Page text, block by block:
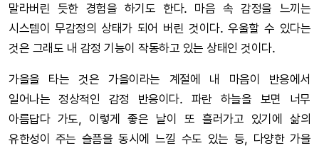
말라버린 듯한 경험을 하기도 한다. 마음 속 감정을 느끼는
시스템이 무감정의 상태가 되어 버린 것이다. 우울할 수 있다는
것은 그래도 내 감정 기능이 작동하고 있는 상태인 것이다.
가을을 타는 것은 가을이라는 계절에 내 마음이 반응에서
일어나는 정상적인 감정 반응이다. 파란 하늘을 보면 너무
아름답다 가도, 이렇게 좋은 날이 또 흘러가고 있기에 삶의
유한성이 주는 슬픔을 동시에 느낄 수도 있는 등, 다양한 가을